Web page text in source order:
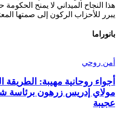
هذا النجاح الميداني لا يمنح
يبرر للأحزاب الركون إلى صمتها
بانوراما
أمن روحي
أجواء روحانية مهيبة:
مولاي إدريس زرهون برئاسة
عجيبة